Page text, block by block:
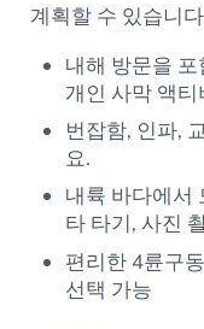
계획할 수 있습니
내해 방문을
개인 사막 액티
번잡함, 인파,
요.
내륙 바다에서
타 타기, 사진
편리한 4륜구
선택 가능